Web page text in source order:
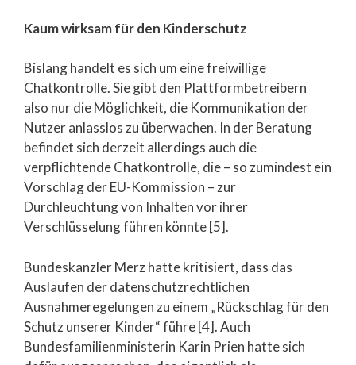
Kaum wirksam für den Kinderschutz
Bislang handelt es sich um eine freiwillige
Chatkontrolle. Sie gibt den Plattformbetreibern
also nur die Möglichkeit, die Kommunikation der
Nutzer anlasslos zu überwachen. In der Beratung
befindet sich derzeit allerdings auch die
verpflichtende Chatkontrolle, die – so zumindest ein
Vorschlag der EU-Kommission – zur
Durchleuchtung von Inhalten vor ihrer
Verschlüsselung führen könnte [5].
Bundeskanzler Merz hatte kritisiert, dass das
Auslaufen der datenschutzrechtlichen
Ausnahmeregelungen zu einem „Rückschlag für den
Schutz unserer Kinder“ führe [4]. Auch
Bundesfamilienministerin Karin Prien hatte sich